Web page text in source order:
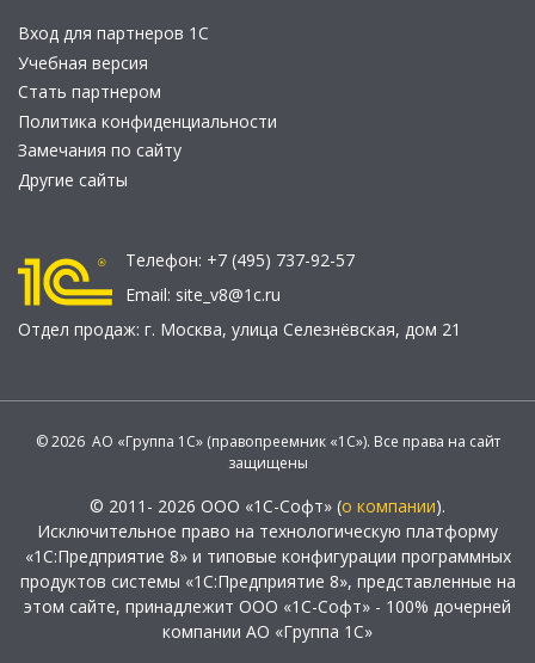
Вход для партнеров 1С
Учебная версия
Стать партнером
Политика конфиденциальности
Замечания по сайту
Другие сайты
Телефон: +7 (495) 737-92-57
Email: site_v8@1c.ru
Отдел продаж: г. Москва, улица Селезнёвская, дом 21
© 2026 АО «Группа 1С» (правопреемник «1С»). Все права на сайт
защищены
© 2011- 2026 ООО «1С-Софт» (о компании).
Исключительное право на технологическую платформу
«1С:Предприятие 8» и типовые конфигурации программных
продуктов системы «1С:Предприятие 8», представленные на
этом сайте, принадлежит ООО «1С-Софт» - 100% дочерней
компании АО «Группа 1С»